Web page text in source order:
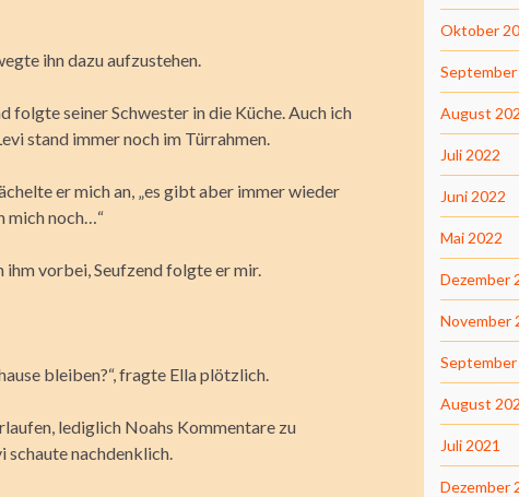
ihn dazu aufzustehen.
folgte seiner Schwester in die Küche. Auch ich
stand immer noch im Türrahmen.
er mich an, „es gibt aber immer wieder
mich noch…“
ihm vorbei, Seufzend folgte er mir.
bleiben?“, fragte Ella plötzlich.
lediglich Noahs Kommentare zu
schaute nachdenklich.
Oktober
August
Juli 2022
Juni 2022
Mai 2022
Dezember
November
September
August
Juli 2021
Dezember